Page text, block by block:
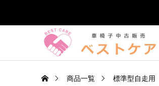
商品一覧 標準型自走用